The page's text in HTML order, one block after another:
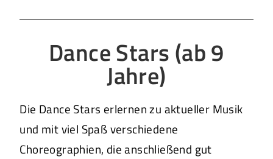
Dance Stars (ab 9
Jahre)
Die Dance Stars erlernen zu aktueller Musik
und mit viel Spaß verschiedene
Choreographien, die anschließend gut